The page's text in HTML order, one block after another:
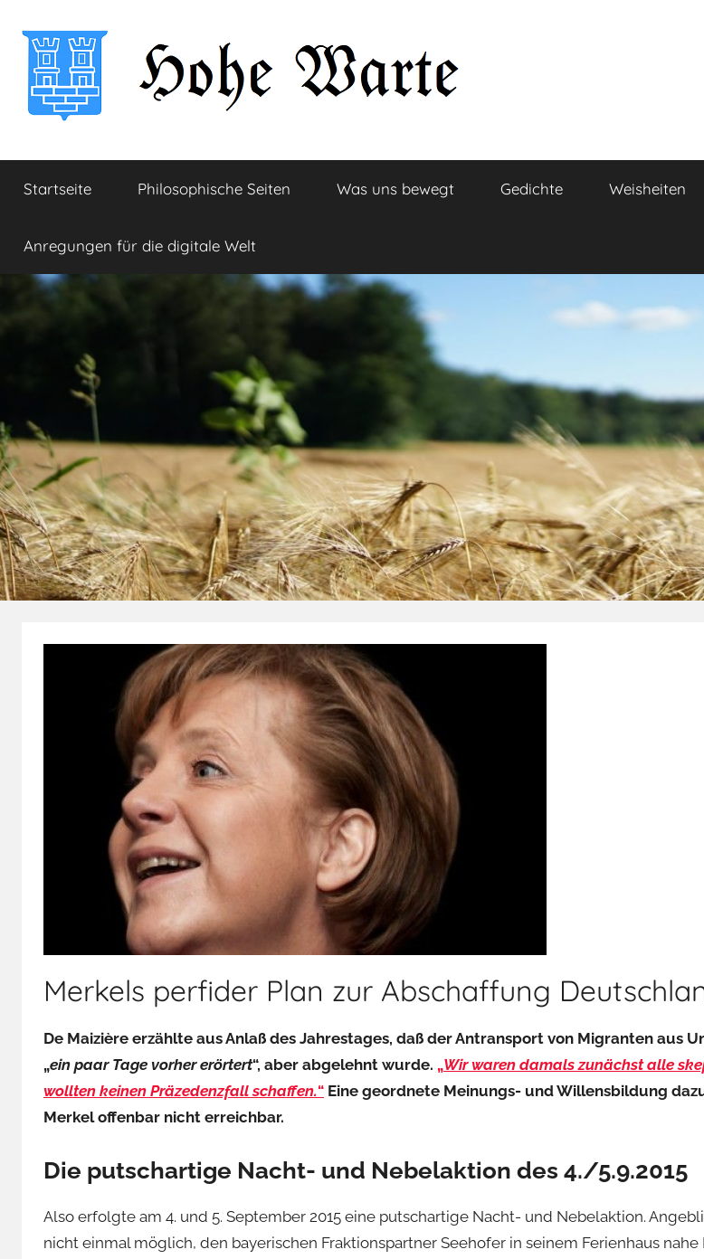
Inhalt
springen
Hohe
Warte
Startseite Philosophische Seiten Was uns bewegt Gedichte Weisheiten
Anregungen für die digitale Welt
Merkels perfider Plan zur Abschaffung
De Maizière erzählte aus Anlaß des Jahrestages, daß der Antransport von Migranten aus
„ein paar Tage vorher erörtert“, aber abgelehnt wurde. „Wir waren damals zunächst alle
wollten keinen Präzedenzfall schaffen.“ Eine geordnete Meinungs- und Willensbildung
Merkel offenbar nicht erreichbar.
Die putschartige Nacht- und Nebelaktion des 4./5.9.2015
Also erfolgte am 4. und 5. September 2015 eine putschartige Nacht- und Nebelaktion.
nicht einmal möglich, den bayerischen Fraktionspartner Seehofer in seinem Ferienhaus